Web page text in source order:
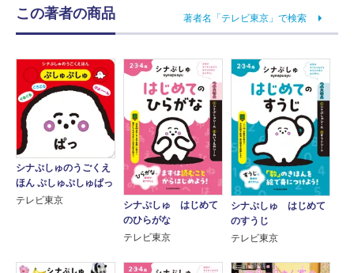
この著者の商品 著者名「テレビ東京」で検索
シナぷしゅのうごくえ
ほん ぷしゅぷしゅぱっ
テレビ東京
シナぷしゅ はじめて
のひらがな
テレビ東京
シナぷしゅ はじめて
のすうじ
テレビ東京